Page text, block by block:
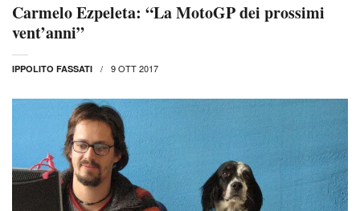
Carmelo Ezpeleta: “La MotoGP dei prossimi
vent’anni”
IPPOLITO FASSATI 9 OTT 2017